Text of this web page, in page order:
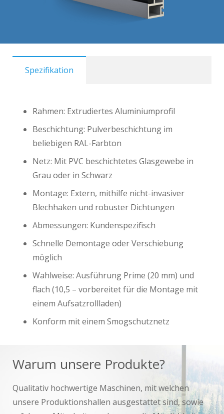
Spezifikation
Rahmen: Extrudiertes Aluminiumprofil
Beschichtung: Pulverbeschichtung im
beliebigen RAL-Farbton
Netz: Mit PVC beschichtetes Glasgewebe in
Grau oder in Schwarz
Montage: Extern, mithilfe nicht-invasiver
Blechhaken und robuster Dichtungen
Abmessungen: Kundenspezifisch
Schnelle Demontage oder Verschiebung
möglich
Wahlweise: Ausführung Prime (20 mm) und
flach (10,5 – vorbereitet für die Montage mit
einem Aufsatzrollladen)
Konform mit einem Smogschutznetz
Warum unsere Produkte?
Qualitativ hochwertige Maschinen, mit welchen
unsere Produktionshallen ausgestattet sind, sowie